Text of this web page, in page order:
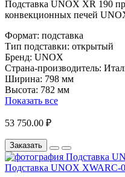
Подставка UNOX XR 190
конвекционных печей
Формат: подставка
Тип подставки: открытый
Бренд: UNOX
Страна-производитель:
Ширина: 798 мм
Высота: 782 мм
Показать все
53 750.00 ₽
Заказать
Подставка UNOX XWARC-